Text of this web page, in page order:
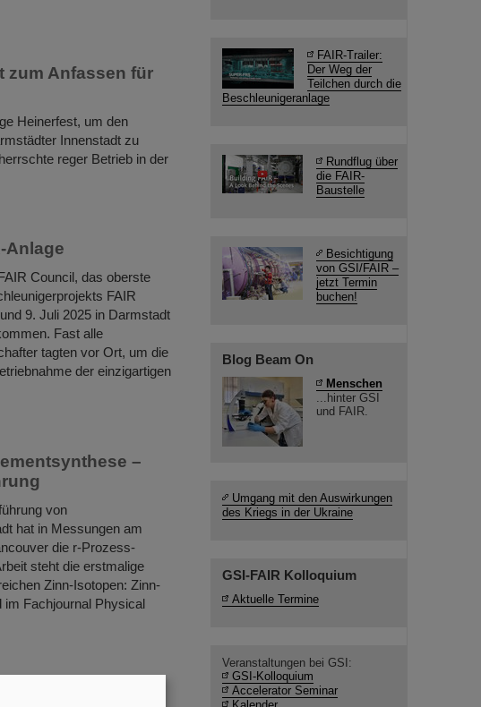
zum Anfassen für
Heinerfest, um den
Innenstadt zu
reger Betrieb in der
Anlage
Council, das oberste
FAIR
9. Juli 2025 in Darmstadt
Fast alle
tagten vor Ort, um die
der einzigartigen
–
von
hat in Messungen am
die r-Prozess-
steht die erstmalige
Zinn-Isotopen: Zinn-
im Fachjournal Physical
Ralph Aßmann
FAIR-Trailer:
Der Weg der
Teilchen durch die
Beschleunigeranlage
Rundflug über
die FAIR-
Baustelle
Besichtigung
von GSI/FAIR –
jetzt Termin
buchen!
Blog Beam On
Menschen
...hinter GSI
und FAIR.
Umgang mit den Auswirkungen
des Kriegs in der Ukraine
GSI-FAIR Kolloquium
Aktuelle Termine
Veranstaltungen bei GSI:
GSI-Kolloquium
Accelerator Seminar